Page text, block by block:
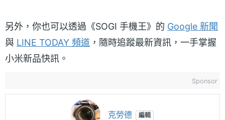
另外，你也可以透過《SOGI 手機王》的 Google 新聞
與 LINE TODAY 頻道 ，隨時追蹤最新資訊，一手掌握
小米新品快訊。
Sponsor
克勞德 編輯